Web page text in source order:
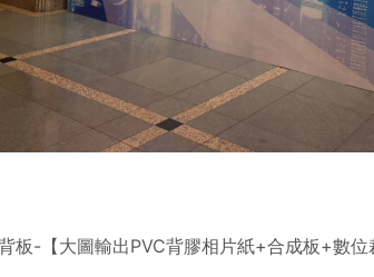
板-【大圖輸出PVC背膠相片紙+合成板+數位